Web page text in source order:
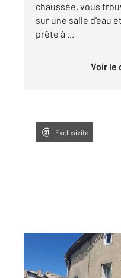
chaussée, vous
sur une salle d'eau
prête à ...
Voir
Exclusivité
LEUC 11
86,02 m 2, 5 pièces
Ref : 28112